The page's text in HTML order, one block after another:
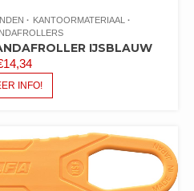
KANTOORMATERIAAL
IJSBLAUW
14,34
INFO!